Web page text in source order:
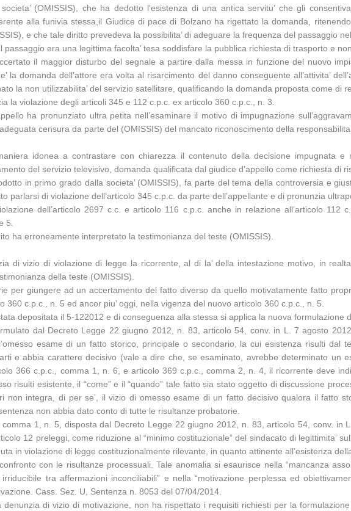
(OMISSIS), che ha dedotto l’esistenza di una antica servitu’ che gli
alla funivia stessa,il Giudice di pace di Bolzano ha rigettato la domanda,
e che tale diritto prevedeva la possibilita’ di adeguare la frequenza del passaggio
passaggio era una legittima facolta’ tesa soddisfare la pubblica richiesta di trasporto e
il maggior disturbo del segnale a partire dalla messa in funzione del nuovo
la domanda dell’attore era volta al risarcimento del danno conseguente all’attivita’
la non utilizzabilita’ del servizio satellitare, qualificando la domanda proposta come di
la violazione degli articoli 345 e 112 c.p.c. ex articolo 360 c.p.c., n. 3.
ha pronunziato ultra petita nell’esaminare il motivo di impugnazione
censura da parte del (OMISSIS) del mancato riconoscimento della
idonea a contrastare con chiarezza il contenuto della decisione impugnata
del servizio televisivo, domanda qualificata dal giudice d’appello come richiesta di
in primo grado dalla societa’ (OMISSIS), fa parte del tema della controversia e
parlarsi di violazione dell’articolo 345 c.p.c. da parte dell’appellante e di pronunzia
dell’articolo 2697 c.c. e articolo 116 c.p.c. anche in relazione all’articolo 112
5.
ha erroneamente interpretato la testimonianza del teste (OMISSIS).
di vizio di violazione di legge la ricorrente, al di la’ della intestazione motivo, in
della teste (OMISSIS).
per giungere ad un accertamento del fatto diverso da quello motivatamente fatto
360 c.p.c., n. 5 ed ancor piu’ oggi, nella vigenza del nuovo articolo 360 c.p.c., n. 5.
depositata il 5-122012 e di conseguenza alla stessa si applica la nuova formulazione
dal Decreto Legge 22 giugno 2012, n. 83, articolo 54, conv. in L. 7 agosto
esame di un fatto storico, principale o secondario, la cui esistenza risulti dal
e abbia carattere decisivo (vale a dire che, se esaminato, avrebbe determinato un
366 c.p.c., comma 1, n. 6, e articolo 369 c.p.c., comma 2, n. 4, il ricorrente deve
risulti esistente, il “come” e il “quando” tale fatto sia stato oggetto di discussione
non integra, di per se’, il vizio di omesso esame di un fatto decisivo qualora il fatto
non abbia dato conto di tutte le risultanze probatorie.
comma 1, n. 5, disposta dal Decreto Legge 22 giugno 2012, n. 83, articolo 54, conv.
12 preleggi, come riduzione al “minimo costituzionale” del sindacato di legittimita’
in violazione di legge costituzionalmente rilevante, in quanto attinente all’esistenza
con le risultanze processuali. Tale anomalia si esaurisce nella “mancanza
tra affermazioni inconciliabili” e nella “motivazione perplessa ed
Cass. Sez. U, Sentenza n. 8053 del 07/04/2014.
di vizio di motivazione, non ha rispettato i requisiti richiesti per la